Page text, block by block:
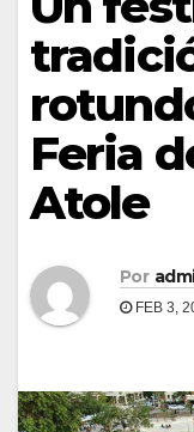
Feria
Atole
Por
FEB 3,